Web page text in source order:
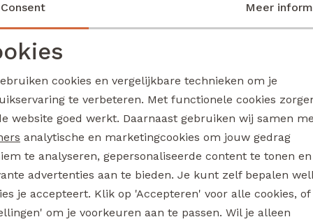
Sale
cookies
cookies Marketing cookies
Consent Meer
cookies en vergelijkbare technieken om je
te verbeteren. Met functionele cookies
website goed werkt. Daarnaast gebruiken wij samen
analytische en marketingcookies om jouw gedrag
te analyseren, gepersonaliseerde content te tonen en
advertenties aan te bieden. Je kunt zelf bepalen
je accepteert. Klik op 'Accepteren' voor alle cookies, of
om je voorkeuren aan te passen. Wil je alleen